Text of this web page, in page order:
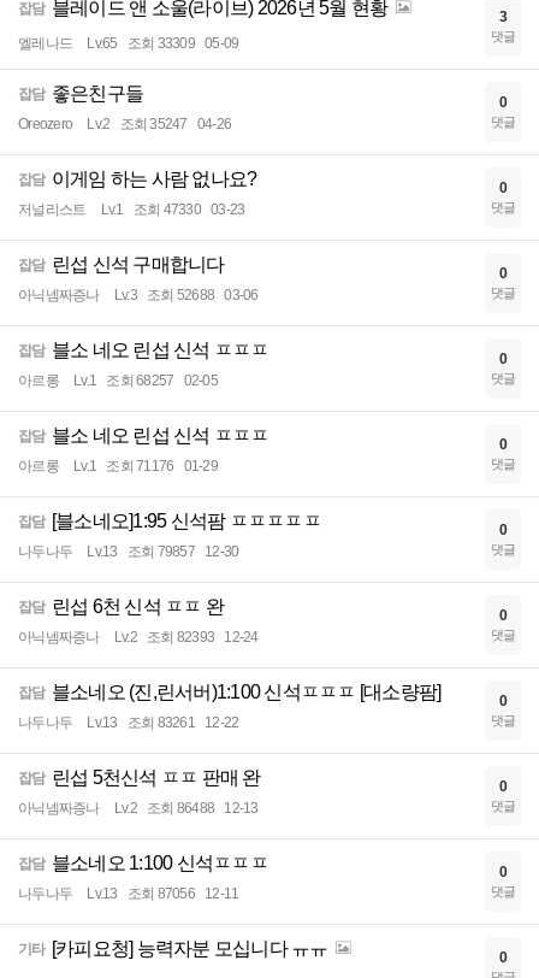
잡담 블레이드 앤 소울(라이브) 2026년 5월 현황
엘레나드 Lv.65 조회 33309 05-09
3
댓글
잡담 좋은친구들
Oreozero Lv.2 조회 35247 04-26
0
댓글
잡담 이게임 하는 사람 없나요?
저널리스트 Lv.1 조회 47330 03-23
0
댓글
잡담 린섭 신석 구매합니다
아닉넴짜증나 Lv.3 조회 52688 03-06
0
댓글
잡담 블소 네오 린섭 신석 ㅍㅍㅍ
아르롱 Lv.1 조회 68257 02-05
0
댓글
잡담 블소 네오 린섭 신석 ㅍㅍㅍ
아르롱 Lv.1 조회 71176 01-29
0
댓글
잡담 [블소네오]1:95 신석팜 ㅍㅍㅍㅍㅍ
나두나두 Lv.13 조회 79857 12-30
0
댓글
잡담 린섭 6천 신석 ㅍㅍ 완
아닉넴짜증나 Lv.2 조회 82393 12-24
0
댓글
잡담 블소네오 (진,린서버)1:100 신석ㅍㅍㅍ [대소량팜]
나두나두 Lv.13 조회 83261 12-22
0
댓글
잡담 린섭 5천신석 ㅍㅍ 판매 완
아닉넴짜증나 Lv.2 조회 86488 12-13
0
댓글
잡담 블소네오 1:100 신석ㅍㅍㅍ
나두나두 Lv.13 조회 87056 12-11
0
댓글
기타 [카피요청] 능력자분 모십니다 ㅠㅠ 0